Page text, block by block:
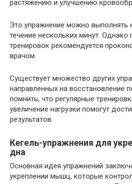
растяжению и улучшению
Это упражнение можно выполнять
течение нескольких минут.
тренировок рекомендуется
врачом.
Существует множество других
направленных на восстановление
помнить, что регулярные
увеличение нагрузки помогут
результатов.
Кегель-упражнения для
дна
Основная идея упражнений
укреплении мышц, которые